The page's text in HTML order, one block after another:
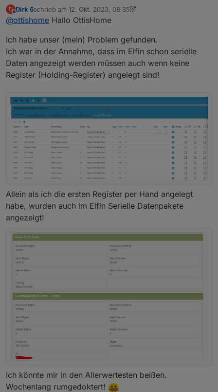
Hast Du eine Idee was das Problem ist?
Gruß
Stephan
Ich habe seit Montag unseren FoxEss H3 am
laufen.
Daten in den IoBroker
Den Elfin ins Netzwerk zu integrieren war kein
Aber die Modbus Instanz bekommt keine Daten.
Ich vermute auch der Adapter erhält keine Daten
anschaue,oder ?
Der Elfin wurde auf PIN 1 und PIN 2 am
Wechselrichter angeschlossen, ist das richtig?
die Nullen vor der 7 in der Modbus Instanz mit
eingetragen?
Stephan
D
Offline
Dirk 6schrieb am 12. Okt. 2023, 08:35
zuletzt editiert von Dirk 6 10. Dez. 2023, 10:40
@ottishome Hallo OttisHome
Ich habe unser (mein) Problem gefunden.
Ich war in der Annahme, dass im Elfin schon serielle
Daten angezeigt werden müssen auch wenn keine
Register (Holding-Register) angelegt sind!
Allein als ich die ersten Register per Hand angelegt
habe, wurden auch im Elfin Serielle Datenpakete
angezeigt!
Ich könnte mir in den Allerwertesten beißen.
Wochenlang rumgedoktert!